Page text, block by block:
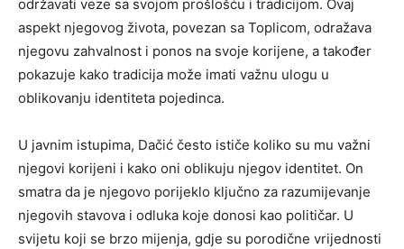
održavati veze sa svojom prošlošću i tradicijom. Ovaj
aspekt njegovog života, povezan sa Toplicom, odražava
njegovu zahvalnost i ponos na svoje korijene, a također
pokazuje kako tradicija može imati važnu ulogu u
oblikovanju identiteta pojedinca.
U javnim istupima, Dačić često ističe koliko su mu važni
njegovi korijeni i kako oni oblikuju njegov identitet. On
smatra da je njegovo porijeklo ključno za razumijevanje
njegovih stavova i odluka koje donosi kao političar. U
svijetu koji se brzo mijenja, gdje su porodične vrijednosti